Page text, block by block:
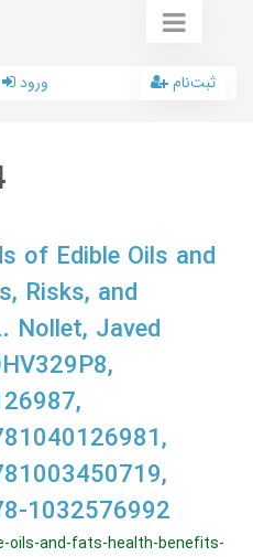
ورود ثبت‌نام
of Edible Oils and
Risks, and
Nollet, Javed
1032576992
oils-and-fats-health-benefits-